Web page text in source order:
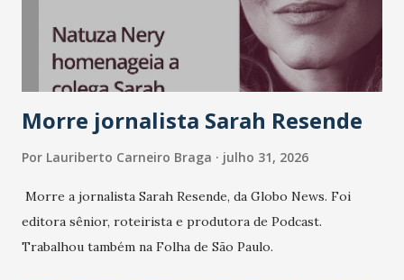
Morre jornalista Sarah Resende
Por Lauriberto Carneiro Braga julho 31, 2026
Morre a jornalista Sarah Resende, da Globo News. Foi
editora sênior, roteirista e produtora de Podcast.
Trabalhou também na Folha de São Paulo.